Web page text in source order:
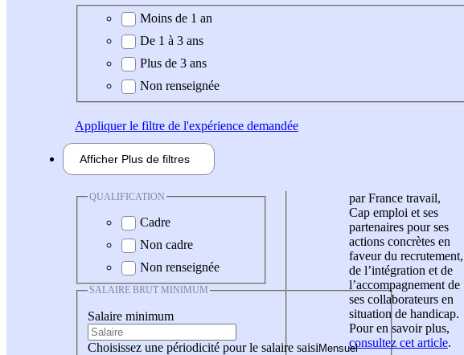
Expérience demandée
Moins de 1 an
De 1 à 3 ans
Plus de 3 ans
Non renseignée
Appliquerle filtre de l'expérience demandée
Afficher Plus de filtres
QUALIFICATION
Cadre
Non cadre
Non renseignée
SALAIRE BRUT MINIMUM
Salaire minimum
Choisissez une périodicité pour le salaire saisi
par France travail,
Cap emploi et ses
partenaires pour ses
actions concrètes en
faveur du recrutement,
de l’intégration et de
l’accompagnement de
ses collaborateurs en
situation de handicap.
Pour en savoir plus,
consultez cet article.